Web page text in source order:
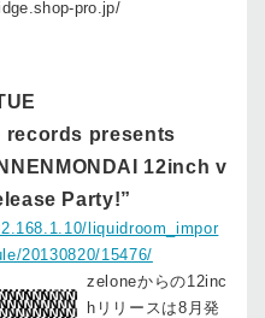
pro.jp/
records presents
12inch v
Party!”
liquidroom_impor
20130820/15476/
zeloneからの12inc
hリリースは8月発